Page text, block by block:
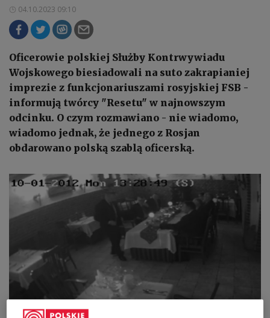
04.10.2023 09:10
Oficerowie polskiej Służby Kontrwywiadu
Wojskowego biesiadowali na suto zakrapianiej
imprezie z funkcjonariuszami rosyjskiej FSB -
informują twórcy "Resetu" w najnowszym
odcinku. O czym rozmawiano - nie wiadomo,
wiadomo jednak, że jednego z Rosjan
obdarowano polską szablą oficerską.